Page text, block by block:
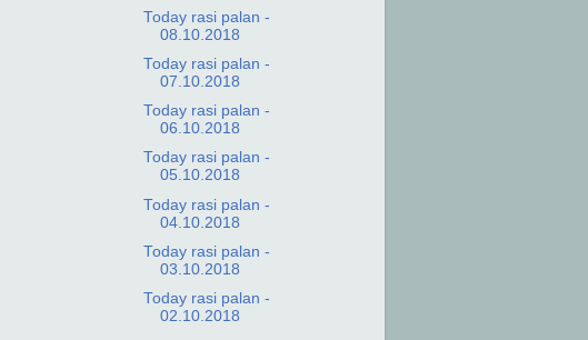
Today rasi palan -
08.10.2018
Today rasi palan -
07.10.2018
Today rasi palan -
06.10.2018
Today rasi palan -
05.10.2018
Today rasi palan -
04.10.2018
Today rasi palan -
03.10.2018
Today rasi palan -
02.10.2018